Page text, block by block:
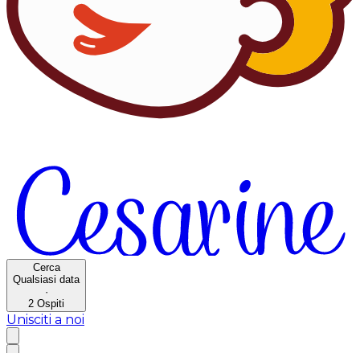
Cerca
Qualsiasi data
·
2 Ospiti
Unisciti a noi